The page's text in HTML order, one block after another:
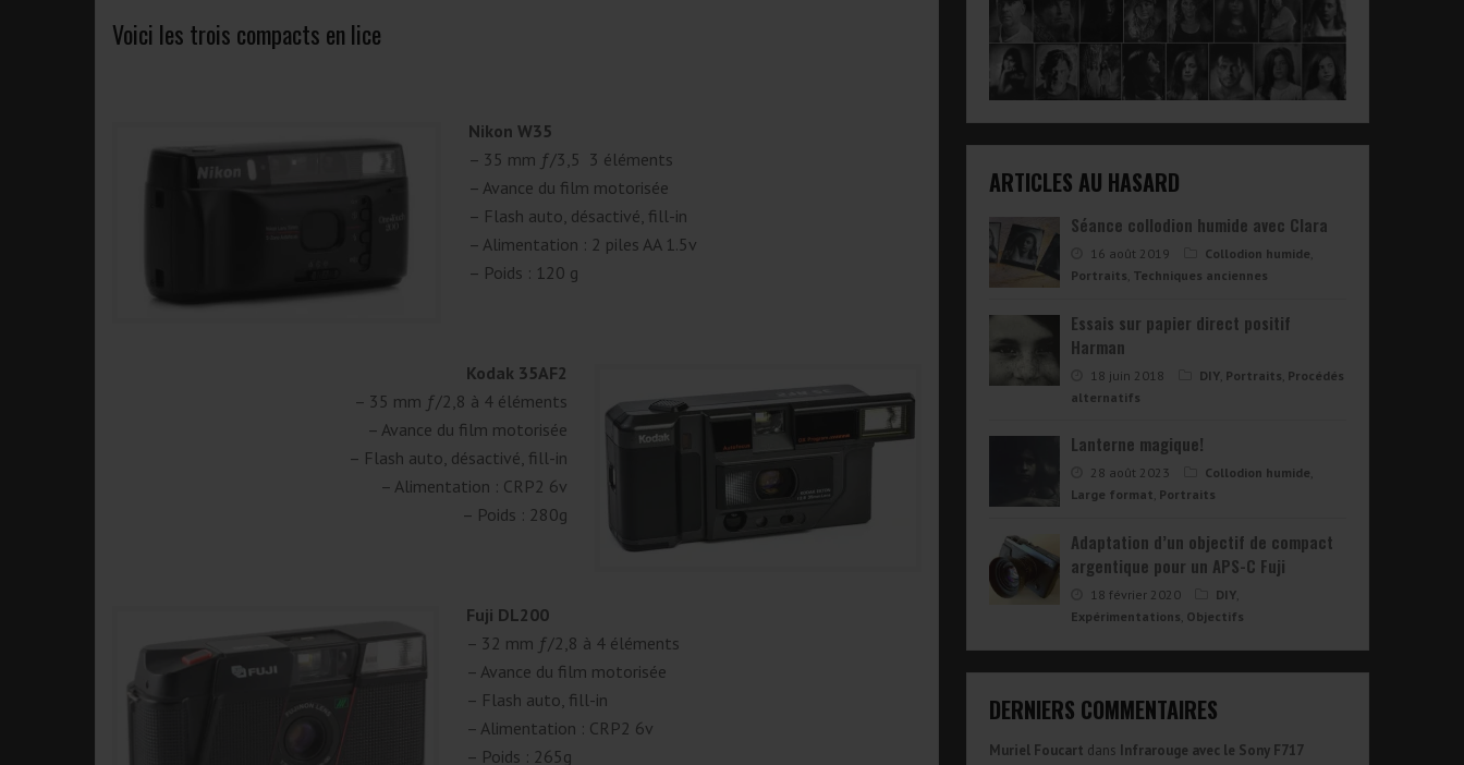
Voici les trois compacts en lice
Nikon W35
– 35 mm ƒ/3,5 3 éléments
– Avance du film motorisée
– Flash auto, désactivé, fill-in
– Alimentation : 2 piles AA 1.5v
– Poids : 120 g
Kodak 35AF2
– 35 mm ƒ/2,8 à 4 éléments
– Avance du film motorisée
– Flash auto, désactivé, fill-in
– Alimentation : CRP2 6v
– Poids : 280g
Fuji DL200
– 32 mm ƒ/2,8 à 4 éléments
– Avance du film motorisée
– Flash auto, fill-in
– Alimentation : CRP2 6v
– Poids : 265g
ARTICLES AU HASARD
Séance collodion humide avec Clara
16 août 2019 Collodion humide
Portraits Techniques anciennes
Essais sur papier direct positif
Harman
18 juin 2018 DIY Portraits Procédés
alternatifs
Lanterne magique!
28 août 2023 Collodion humide
Large format Portraits
Adaptation d’un objectif de compact
argentique pour un APS-C Fuji
18 février 2020 DIY
Expérimentations Objectifs
DERNIERS COMMENTAIRES
Muriel Foucart dans Infrarouge avec le Sony F717